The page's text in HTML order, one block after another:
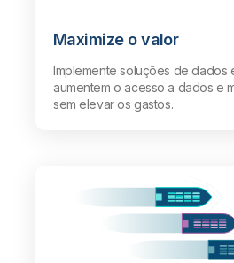
Maximize o valor
Implemente soluções de dados
aumentem o acesso a dados e
sem elevar os gastos.